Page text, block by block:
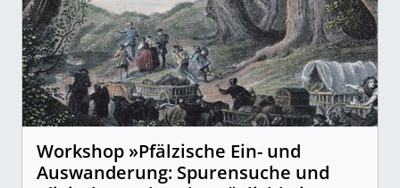
Workshop »Pfälzische Ein- und
Auswanderung: Spurensuche und